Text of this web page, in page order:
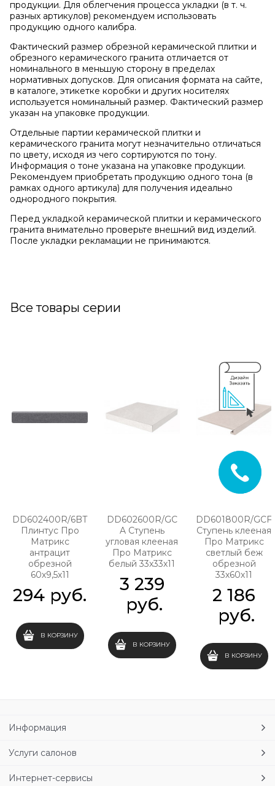
продукции. Для облегчения процесса укладки (в т. ч.
разных артикулов) рекомендуем использовать
продукцию одного калибра.
Фактический размер обрезной керамической плитки и
обрезного керамического гранита отличается от
номинального в меньшую сторону в пределах
нормативных допусков. Для описания формата на сайте,
в каталоге, этикетке коробки и других носителях
используется номинальный размер. Фактический размер
указан на упаковке продукции.
Отдельные партии керамической плитки и
керамического гранита могут незначительно отличаться
по цвету, исходя из чего сортируются по тону.
Информация о тоне указана на упаковке продукции.
Рекомендуем приобретать продукцию одного тона (в
рамках одного артикула) для получения идеально
однородного покрытия.
Перед укладкой керамической плитки и керамического
гранита внимательно проверьте внешний вид изделий.
После укладки рекламации не принимаются.
Все товары серии
DD602400R/6BT
Плинтус Про
Матрикс
антрацит
обрезной
60х9,5х11
294 руб.
В КОРЗИНУ
DD602600R/GC
A Ступень
угловая клееная
Про Матрикс
белый 33х33х11
3 239
руб.
В КОРЗИНУ
DD601800R/GCF
Ступень клееная
Про Матрикс
светлый беж
обрезной
33х60х11
2 186
руб.
В КОРЗИНУ
Информация
Услуги салонов
Интернет-сервисы